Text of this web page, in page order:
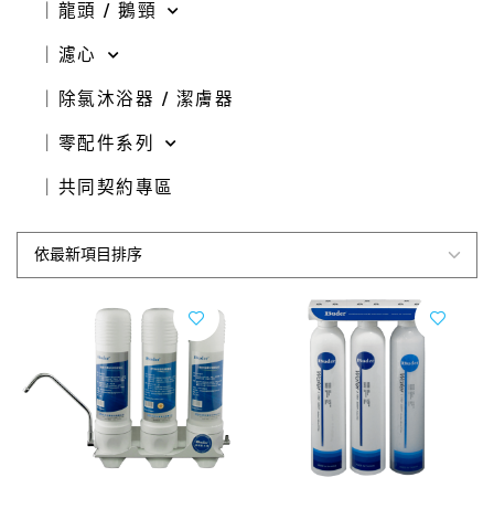
｜龍頭 / 鵝頸
｜濾心
｜除氯沐浴器 / 潔膚器
｜零配件系列
｜共同契約專區